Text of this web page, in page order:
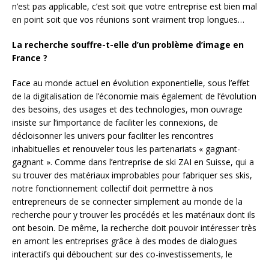
n’est pas applicable, c’est soit que votre entreprise est bien mal
en point soit que vos réunions sont vraiment trop longues…
La recherche souffre-t-elle d’un problème d’image en
France ?
Face au monde actuel en évolution exponentielle, sous l’effet
de la digitalisation de l’économie mais également de l’évolution
des besoins, des usages et des technologies, mon ouvrage
insiste sur l’importance de faciliter les connexions, de
décloisonner les univers pour faciliter les rencontres
inhabituelles et renouveler tous les partenariats « gagnant-
gagnant ». Comme dans l’entreprise de ski ZAI en Suisse, qui a
su trouver des matériaux improbables pour fabriquer ses skis,
notre fonctionnement collectif doit permettre à nos
entrepreneurs de se connecter simplement au monde de la
recherche pour y trouver les procédés et les matériaux dont ils
ont besoin. De même, la recherche doit pouvoir intéresser très
en amont les entreprises grâce à des modes de dialogues
interactifs qui débouchent sur des co-investissements, le